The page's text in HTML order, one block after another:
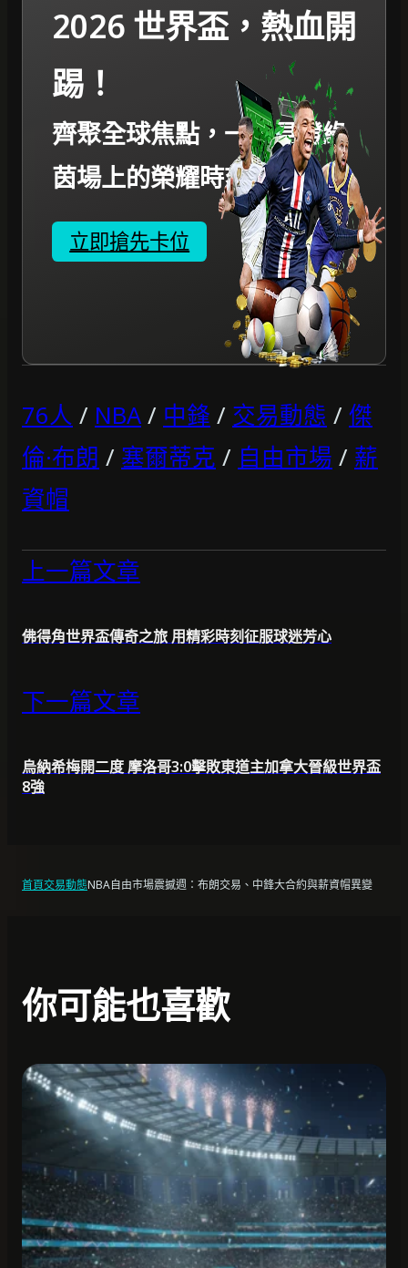
2026 世界盃，熱血開
踢！
齊聚全球焦點，一起見證綠
茵場上的榮耀時刻。
立即搶先卡位
76人 / NBA/ 中鋒 / 交易動態 / 傑
倫·布朗 / 塞爾蒂克 / 自由市場 / 薪
資帽
上一篇文章
佛得角世界盃傳奇之旅 用精彩時刻征服球迷芳心
下一篇文章
烏納希梅開二度 摩洛哥3:0擊敗東道主加拿大晉級世界盃
8強
首頁交易動態NBA自由市場震撼週：布朗交易、中鋒大合約與薪資帽異變
你可能也喜歡